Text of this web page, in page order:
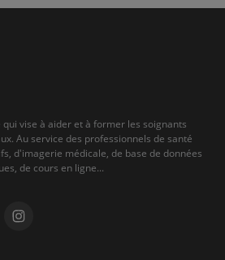
vise à aider et à former les soignants
Au service des professionnels de santé
d'imagerie médicale, de base de données
de cours en ligne...